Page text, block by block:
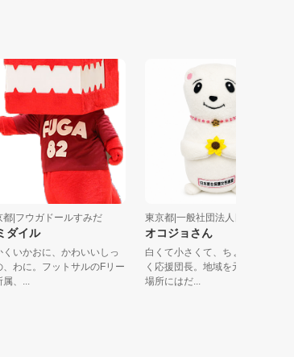
東京都|フウガドールすみだ
スミダイル
しかくいかおに、かわいいしっ
ぽの、わに。フットサルのFリー
グ所属、...
東京都|一般社団法人日本更...
オコジョさん
白くて小さくて、ちょこまか
く応援団長。地域を元気にす
場所にはだ...